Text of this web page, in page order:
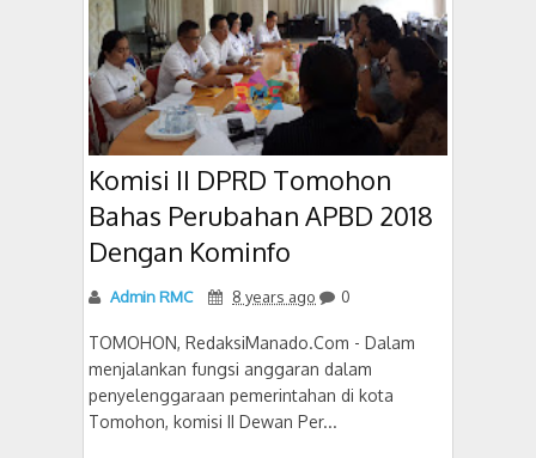
Komisi II DPRD Tomohon
Bahas Perubahan APBD 2018
Dengan Kominfo
Admin RMC 8 years ago 0
TOMOHON, RedaksiManado.Com - Dalam
menjalankan fungsi anggaran dalam
penyelenggaraan pemerintahan di kota
Tomohon, komisi II Dewan Per...